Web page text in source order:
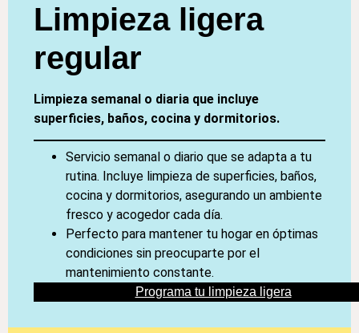
Limpieza ligera
regular
Limpieza semanal o diaria que incluye
superficies, baños, cocina y dormitorios.
Servicio semanal o diario que se adapta a tu
rutina. Incluye limpieza de superficies, baños,
cocina y dormitorios, asegurando un ambiente
fresco y acogedor cada día.
Perfecto para mantener tu hogar en óptimas
condiciones sin preocuparte por el
mantenimiento constante.
Programa tu limpieza ligera